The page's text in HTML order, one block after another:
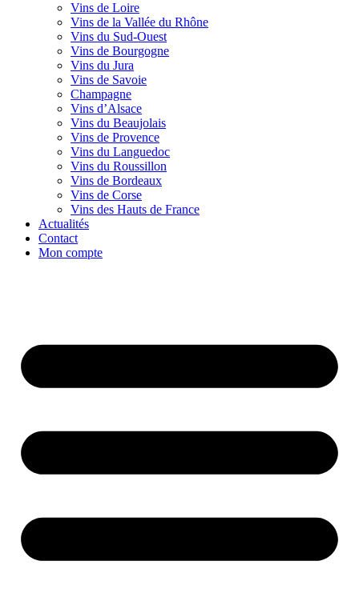
Vins de Loire
Vins de la Vallée du Rhône
Vins du Sud-Ouest
Vins de Bourgogne
Vins du Jura
Vins de Savoie
Champagne
Vins d’Alsace
Vins du Beaujolais
Vins de Provence
Vins du Languedoc
Vins du Roussillon
Vins de Bordeaux
Vins de Corse
Vins des Hauts de France
Actualités
Contact
Mon compte